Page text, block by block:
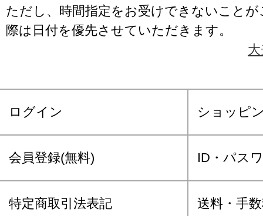
ただし、時間指定をお受けできないこと
際は日付を優先させていただきます。
ログイン ショッピ
会員登録(無料) ID・パス
特定商取引法表記 送料・手